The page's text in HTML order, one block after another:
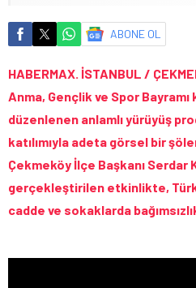
ABONE OL
HABERMAX. İSTANBUL /
Anma, Gençlik ve Spor Bayramı
düzenlenen anlamlı yürüyüş
katılımıyla adeta görsel bir
Çekmeköy İlçe Başkanı Serdar
gerçekleştirilen etkinlikte, Türk
cadde ve sokaklarda